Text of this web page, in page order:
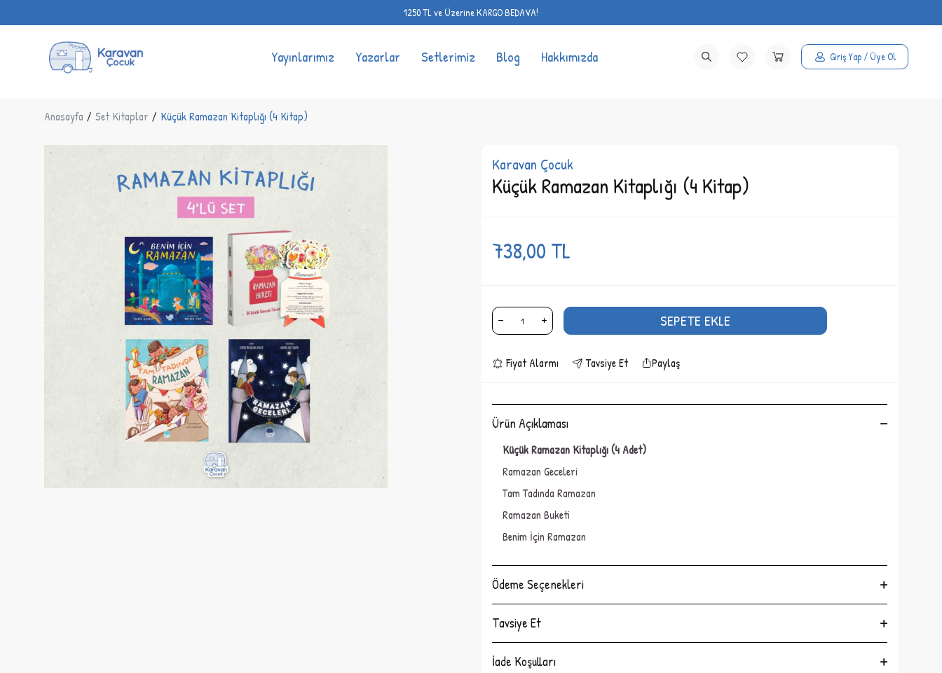
1250 TL ve Üzerine KARGO BEDAVA!
Yayınlarımız Yazarlar Setlerimiz Blog Hakkımızda Giriş Yap / Üye Ol
Anasayfa / Set Kitaplar / Küçük Ramazan Kitaplığı (4 Kitap)
Karavan Çocuk
Küçük Ramazan Kitaplığı (4 Kitap)
738,00 TL
SEPETE EKLE
Fiyat Alarmı Tavsiye Et Paylaş
Ürün Açıklaması
Küçük Ramazan Kitaplığı (4 Adet)
Ramazan Geceleri
Tam Tadında Ramazan
Ramazan Buketi
Benim İçin Ramazan
Ödeme Seçenekleri
Tavsiye Et
İade Koşulları